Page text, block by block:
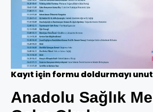
Kayıt için formu doldurmayı